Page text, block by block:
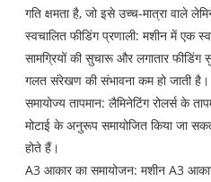
गति क्षमता है, जो इसे उच्च-मात्रा वाले
स्वचालित फीडिंग प्रणाली: मशीन में एक
सामग्रियों की सुचारू और लगातार
गलत संरेखण की संभावना कम हो जाती है।
समायोज्य तापमान: लैमिनेटिंग रोलर्स के
मोटाई के अनुरूप समायोजित किया जा
होते हैं।
A3 आकार का समायोजन: मशीन A3